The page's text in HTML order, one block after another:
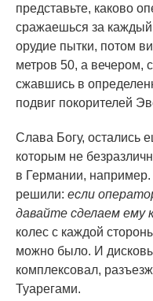
представьте, каково
сражаешься за
орудие пытки, потом
метров 50, а вечером,
сжавшись в
подвиг покорителей
Слава Богу, остались
которым не
в Германии,
решили: если
давайте сделаем ему
колес с каждой
можно было. И
комплексовал,
Туарегами.